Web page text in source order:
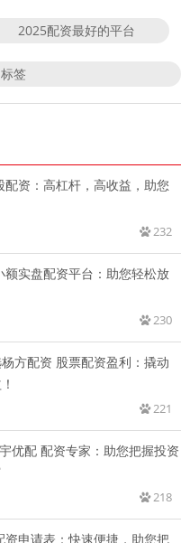
2025配资最好的平台
签
配资：高杠杆，高收益，助您
232
额实盘配资平台：助您轻松放
230
方配资 股票配资盈利：撬动
221
优配 配资专家：助您把握投资
218
资申请表：快速便捷，助您把